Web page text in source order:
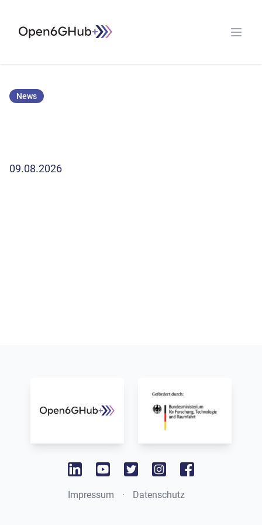
Open G6 Hub
Open
News
09.08.2026
linkedinyoutubetwitter instagramfacebook
Impressum · Datenschutz